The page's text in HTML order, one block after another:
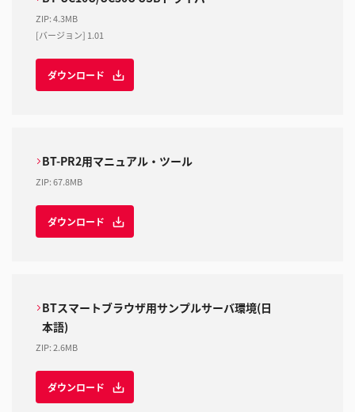
ZIP:4.3MB
[バージョン] 1.01
ダウンロード
BT-PR2用マニュアル・ツール
ZIP:67.8MB
ダウンロード
BTスマートブラウザ用サンプルサーバ環境(日
本語)
ZIP:2.6MB
ダウンロード